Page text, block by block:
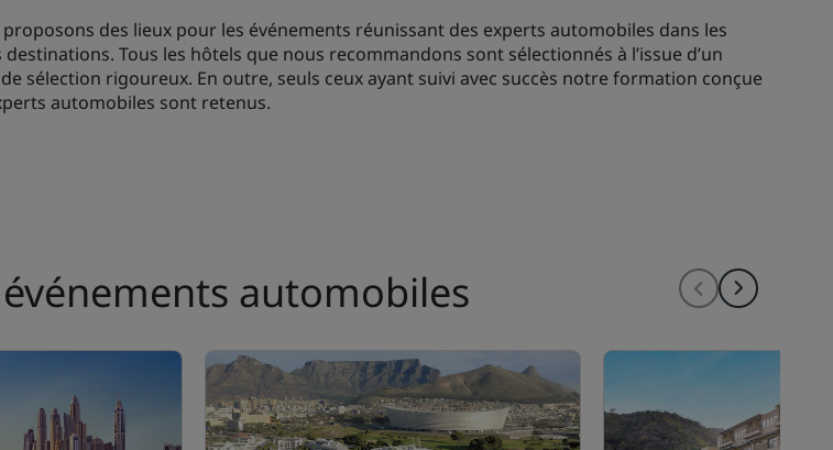
des lieux pour les événements réunissant des experts automobiles dans les
Tous les hôtels que nous recommandons sont sélectionnés à l’issue d’un
sélection rigoureux. En outre, seuls ceux ayant suivi avec succès notre formation conçue
automobiles sont retenus.
automobiles